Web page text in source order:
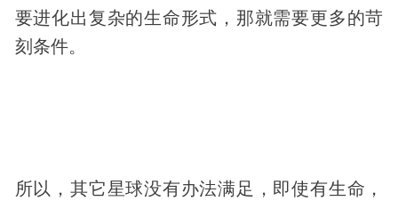
要进化出复杂的生命形式，那就需要更多的苛
刻条件。
所以，其它星球没有办法满足，即使有生命，